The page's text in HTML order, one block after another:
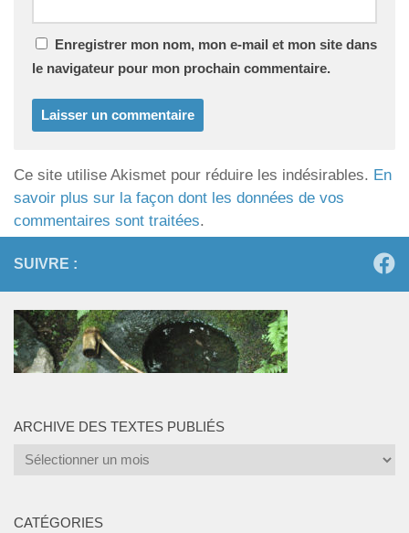
Enregistrer mon nom, mon e-mail et mon site dans
le navigateur pour mon prochain commentaire.
Ce site utilise Akismet pour réduire les indésirables. En
savoir plus sur la façon dont les données de vos
commentaires sont traitées.
SUIVRE :
ARCHIVE DES TEXTES PUBLIÉS
Archive
publiés
CATÉGORIES